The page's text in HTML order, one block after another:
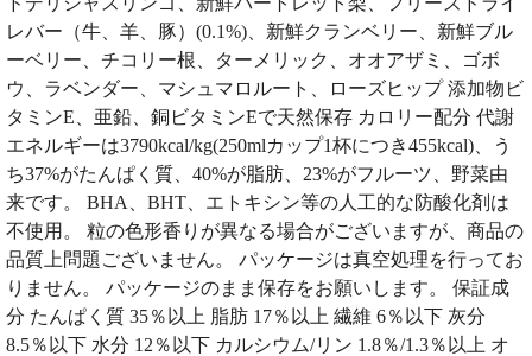
レバー（牛、羊、豚）(0.1%)、新鮮クランベリー、新鮮ブル
ーベリー、チコリー根、ターメリック、オオアザミ、ゴボ
ウ、ラベンダー、マシュマロルート、ローズヒップ 添加物ビ
タミンE、亜鉛、銅ビタミンEで天然保存 カロリー配分 代謝
エネルギーは3790kcal/kg(250mlカップ1杯につき455kcal)、う
ち37%がたんぱく質、40%が脂肪、23%がフルーツ、野菜由
来です。 BHA、BHT、エトキシン等の人工的な防酸化剤は
不使用。 粒の色形香りが異なる場合がございますが、商品の
品質上問題ございません。 パッケージは真空処理を行ってお
りません。 パッケージのまま保存をお願いします。 保証成
分 たんぱく質 35％以上 脂肪 17％以上 繊維 6％以下 灰分
8.5％以下 水分 12％以下 カルシウム/リン 1.8％/1.3％以上 オ